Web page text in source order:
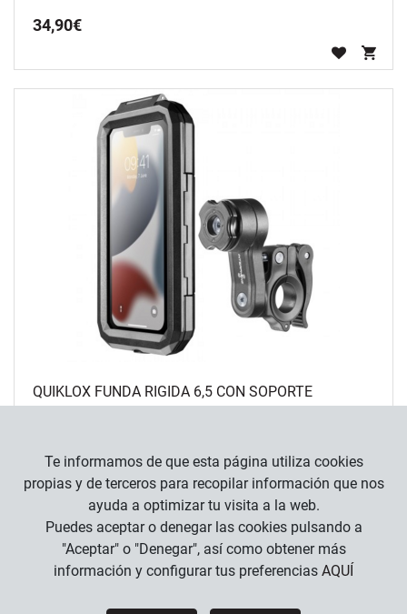
34,90€
QUIKLOX FUNDA RIGIDA 6,5 CON SOPORTE
Te informamos de que esta página utiliza cookies
propias y de terceros para recopilar información que nos
ayuda a optimizar tu visita a la web.
Puedes aceptar o denegar las cookies pulsando a
"Aceptar" o "Denegar", así como obtener más
información y configurar tus preferencias AQUÍ